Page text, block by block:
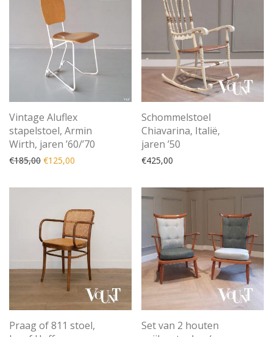
Vintage Aluflex
stapelstoel, Armin
Wirth, jaren ’60/’70
€185,00 Oorspronkelijke prijs was: €185,00.
€125,00 Huidige prijs is: €125,00.
Schommelstoel
Chiavarina, Italië,
jaren ’50
€425,00
Praag of 811 stoel,
Set van 2 houten